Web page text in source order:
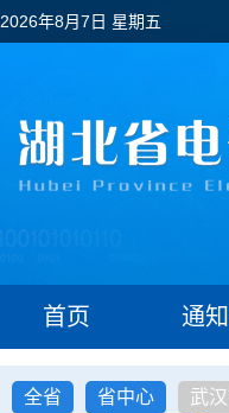
2026年8月7日 星期五
首页 通
全省 省中心 武